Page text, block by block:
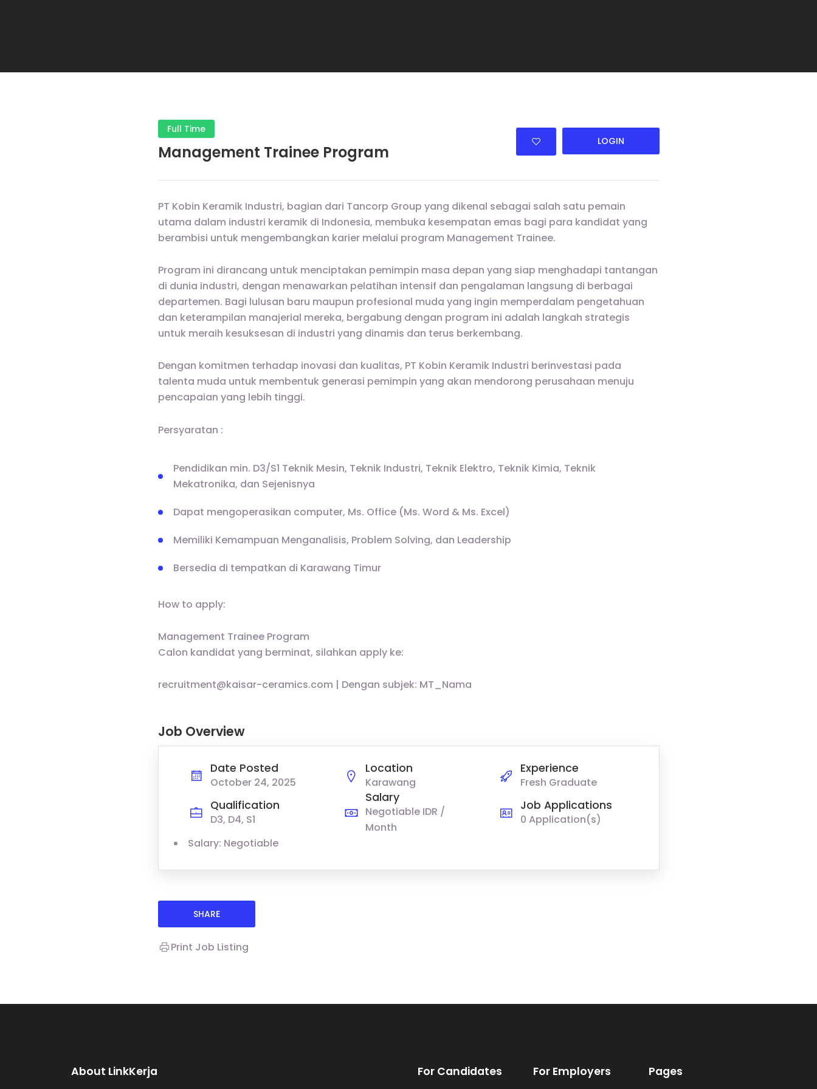
Full Time
Management Trainee Program
LOGIN
PT Kobin Keramik Industri, bagian dari Tancorp Group yang dikenal sebagai salah satu pemain
utama dalam industri keramik di Indonesia, membuka kesempatan emas bagi para kandidat yang
berambisi untuk mengembangkan karier melalui program Management Trainee.
Program ini dirancang untuk menciptakan pemimpin masa depan yang siap menghadapi tantangan
di dunia industri, dengan menawarkan pelatihan intensif dan pengalaman langsung di berbagai
departemen. Bagi lulusan baru maupun profesional muda yang ingin memperdalam pengetahuan
dan keterampilan manajerial mereka, bergabung dengan program ini adalah langkah strategis
untuk meraih kesuksesan di industri yang dinamis dan terus berkembang.
Dengan komitmen terhadap inovasi dan kualitas, PT Kobin Keramik Industri berinvestasi pada
talenta muda untuk membentuk generasi pemimpin yang akan mendorong perusahaan menuju
pencapaian yang lebih tinggi.
Persyaratan :
Pendidikan min. D3/S1 Teknik Mesin, Teknik Industri, Teknik Elektro, Teknik Kimia, Teknik
Mekatronika, dan Sejenisnya
Dapat mengoperasikan computer, Ms. Office (Ms. Word & Ms. Excel)
Memiliki Kemampuan Menganalisis, Problem Solving, dan Leadership
Bersedia di tempatkan di Karawang Timur
How to apply:
Management Trainee Program
Calon kandidat yang berminat, silahkan apply ke:
recruitment@kaisar-ceramics.com | Dengan subjek: MT_Nama
Job Overview
Date Posted
October 24, 2025
Location
Karawang
Experience
Fresh Graduate
Qualification
D3, D4, S1
Salary
Negotiable IDR /
Month
Job Applications
0 Application(s)
Salary: Negotiable
SHARE
Print Job Listing
About LinkKerja For Candidates For Employers Pages